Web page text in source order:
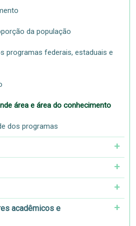
da população
programas federais, estaduais e
área e área do conhecimento
dos programas
acadêmicos e